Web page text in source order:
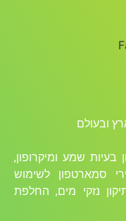
ובעולם
בעיות שמע ומיקרופון,
סמארטפון לשימוש
נזקי מים, החלפת